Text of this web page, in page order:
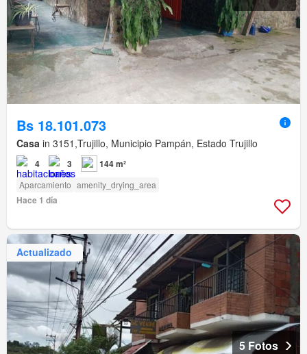
Bs 18.101.073
Casa in 3151,Trujillo, Municipio Pampán, Estado Trujillo
4 3 144 m²
Aparcamiento amenity_drying_area
Hace 1 día
Actualizado
5 Fotos